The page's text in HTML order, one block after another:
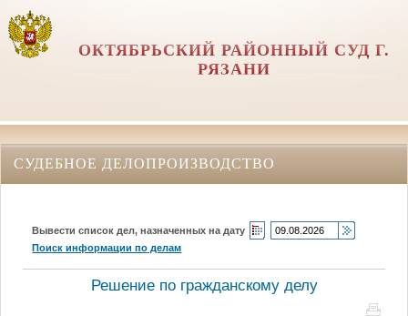
ОКТЯБРЬСКИЙ РАЙОННЫЙ СУД Г.
РЯЗАНИ
СУДЕБНОЕ ДЕЛОПРОИЗВОДСТВО
Вывести список дел, назначенных на дату
Поиск информации по делам
Решение по гражданскому делу